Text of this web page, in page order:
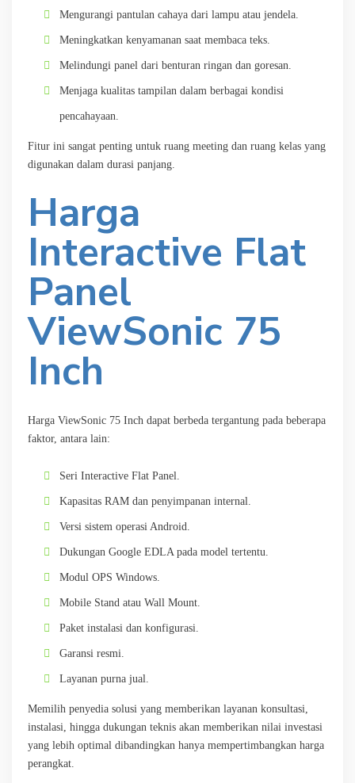
Mengurangi pantulan cahaya dari lampu atau jendela.
Meningkatkan kenyamanan saat membaca teks.
Melindungi panel dari benturan ringan dan goresan.
Menjaga kualitas tampilan dalam berbagai kondisi
pencahayaan.
Fitur ini sangat penting untuk ruang meeting dan ruang kelas yang
digunakan dalam durasi panjang.
Harga
Interactive Flat
Panel
ViewSonic 75
Inch
Harga ViewSonic 75 Inch dapat berbeda tergantung pada beberapa
faktor, antara lain:
Seri Interactive Flat Panel.
Kapasitas RAM dan penyimpanan internal.
Versi sistem operasi Android.
Dukungan Google EDLA pada model tertentu.
Modul OPS Windows.
Mobile Stand atau Wall Mount.
Paket instalasi dan konfigurasi.
Garansi resmi.
Layanan purna jual.
Memilih penyedia solusi yang memberikan layanan konsultasi,
instalasi, hingga dukungan teknis akan memberikan nilai investasi
yang lebih optimal dibandingkan hanya mempertimbangkan harga
perangkat.